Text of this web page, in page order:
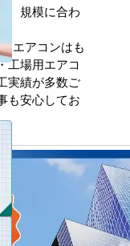
、規模に合わ
エアコンはも
工場用エアコ
実績が多数ご
も安心してお